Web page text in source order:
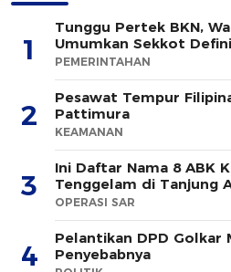
1
Tunggu Pertek BKN,
Umumkan Sekkot
PEMERINTAHAN
2
Pesawat Tempur
Pattimura
KEAMANAN
3
Ini Daftar Nama 8 ABK
Tenggelam di Tanjung
OPERASI SAR
4
Pelantikan DPD Golkar
Penyebabnya